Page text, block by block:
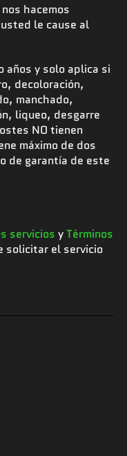
hacemos
le cause al
años y solo aplica si
decoloración,
manchado,
liqueo, desgarre
NO tienen
máximo de dos
de garantía de este
servicios yTérminos
solicitar el servicio